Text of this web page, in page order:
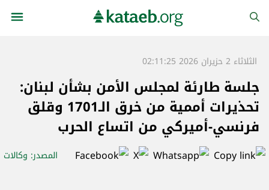
الثلاثاء 2 حزيران 2026 02:11:25
جلسة طارئة لمجلس الأمن بشأن لبنان:
تحذيرات أممية من خرق الـ1701 وقلق
فرنسي-أميركي من اتساع الحرب
المصدر: وكالات